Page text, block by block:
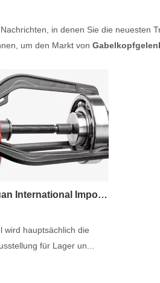
in denen Sie die neuesten
um den Markt von
2020 Dongguan International Import and Export Ausstellung für Lager und Lagerausrüstung
wird hauptsächlich die
für Lager un...